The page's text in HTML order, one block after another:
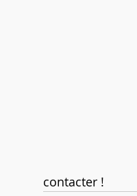
contacter !